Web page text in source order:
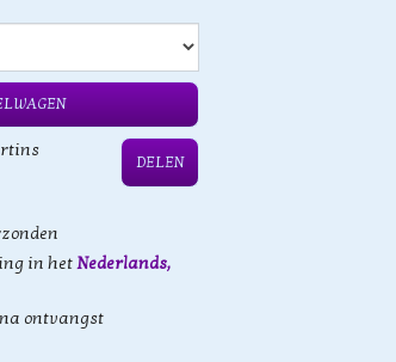
DELEN
in hetNederlands,
na ontvangst